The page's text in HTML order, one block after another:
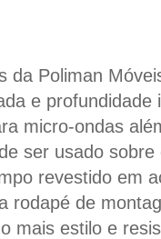
Poliman
e
micro-ondas
ser usado
revestido em
rodapé de
mais estilo e